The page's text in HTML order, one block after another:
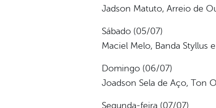
Jadson Matuto, Arreio de
Sábado (05/07)
Maciel Melo, Banda Styllus
Domingo (06/07)
Joadson Sela de Aço, Ton
Segunda-feira (07/07)